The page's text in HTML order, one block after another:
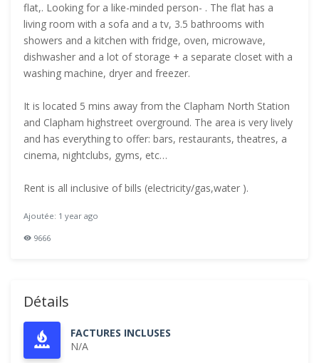
flat,. Looking for a like-minded person- . The flat has a
living room with a sofa and a tv, 3.5 bathrooms with
showers and a kitchen with fridge, oven, microwave,
dishwasher and a lot of storage + a separate closet with a
washing machine, dryer and freezer.
It is located 5 mins away from the Clapham North Station
and Clapham highstreet overground. The area is very lively
and has everything to offer: bars, restaurants, theatres, a
cinema, nightclubs, gyms, etc…
Rent is all inclusive of bills (electricity/gas,water ).
Ajoutée: 1 year ago
9666
Détails
FACTURES INCLUSES
N/A